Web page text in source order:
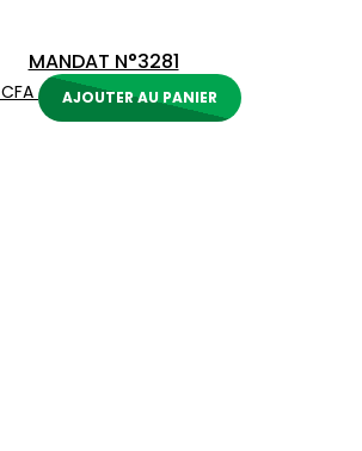
MANDAT N°3281
CFA AJOUTER AU PANIER